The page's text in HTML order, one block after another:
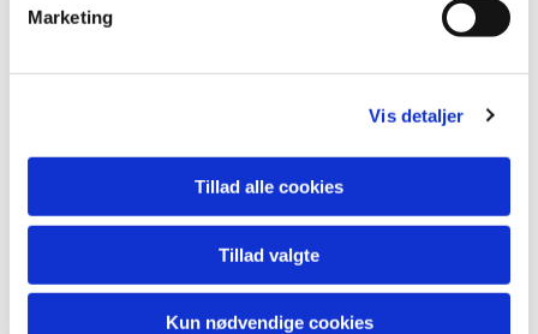
Marketing
Vis detaljer
Tillad alle cookies
Tillad valgte
Kun nødvendige cookies